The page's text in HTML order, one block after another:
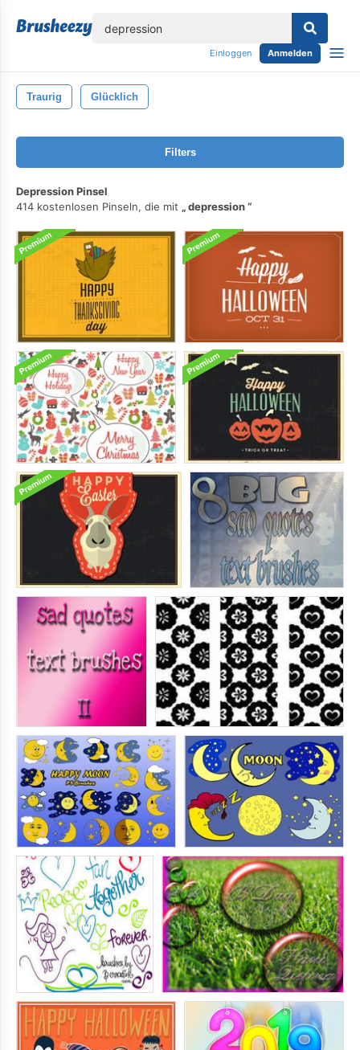
Einloggen Anmelden
Traurig Glücklich
Filters
Depression Pinsel
414 kostenlosen Pinseln, die mit
depression